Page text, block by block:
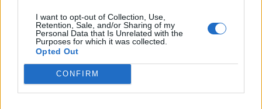
I want to opt-out of Collection, Use,
Retention, Sale, and/or Sharing of my
Personal Data that Is Unrelated with the
Purposes for which it was collected.
Opted Out
CONFIRM
In evidenza